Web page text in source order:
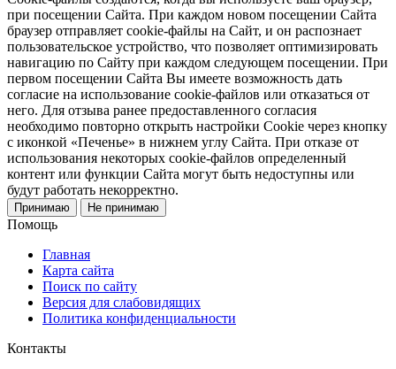
при посещении Сайта. При каждом новом посещении Сайта
браузер отправляет cookie-файлы на Сайт, и он распознает
пользовательское устройство, что позволяет оптимизировать
навигацию по Сайту при каждом следующем посещении. При
первом посещении Сайта Вы имеете возможность дать
согласие на использование cookie-файлов или отказаться от
него. Для отзыва ранее предоставленного согласия
необходимо повторно открыть настройки Cookie через кнопку
с иконкой «Печенье» в нижнем углу Сайта. При отказе от
использования некоторых cookie-файлов определенный
контент или функции Сайта могут быть недоступны или
будут работать некорректно.
Принимаю Не принимаю
Помощь
Главная
Карта сайта
Поиск по сайту
Версия для слабовидящих
Политика конфиденциальности
Контакты